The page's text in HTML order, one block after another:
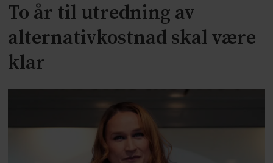
To år til utredning av
alternativkostnad skal være
klar